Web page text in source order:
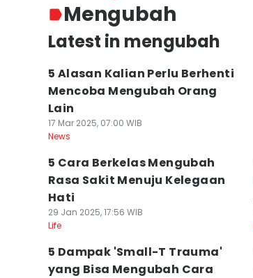
Mengubah
Latest in mengubah
5 Alasan Kalian Perlu Berhenti
Mencoba Mengubah Orang
Lain
17 Mar 2025, 07:00 WIB
News
5 Cara Berkelas Mengubah
Rasa Sakit Menuju Kelegaan
Hati
29 Jan 2025, 17:56 WIB
Life
5 Dampak 'Small-T Trauma'
yang Bisa Mengubah Cara